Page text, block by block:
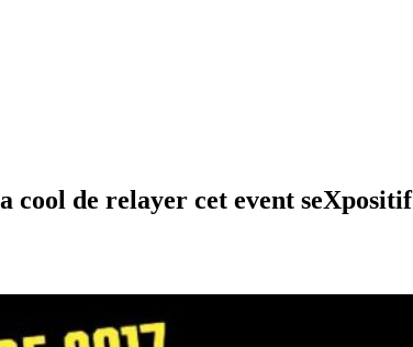
de relayer cet event seXpositif